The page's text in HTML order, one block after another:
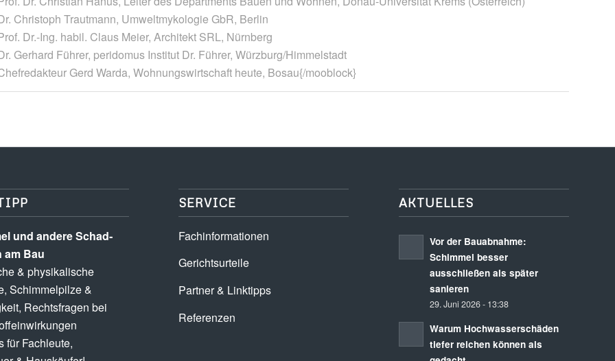
Christoph Trautmann, Umweltmykologie GbR, Berlin
Dr.-Ing. habil. Claus Meier, Architekt SRL, Nürnberg
Gerhard Führer, peridomus Institut Dr. Führer, Würzburg/Himmelstadt
Gerd Warda, Wohnungswirtschaft heute, Bosau{/mooblock}
und andere Schad­­
am Bau
& physikalische
Schimmel­pilze &
Rechts­fragen bei
für Fachleute,
SERVICE
Fachinformationen
Gerichtsurteile
Partner & Linktipps
Referenzen
AKTUELLES
Vor der Bauabnahme:
Schimmel besser
ausschließen als später
sanieren
29. Juni 2026 - 13:38
Warum Hochwasserschäden
tiefer reichen können als